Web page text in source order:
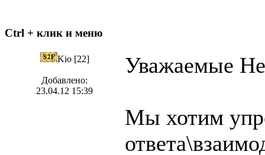
Ctrl + клик и меню
Kio [22]
Добавлено:
23.04.12 15:39
Уважаемые
Мы хотим